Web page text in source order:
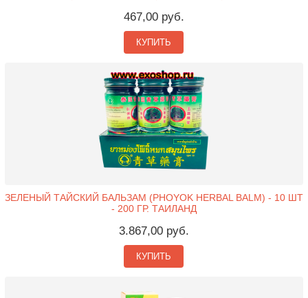
467,00 руб.
КУПИТЬ
ЗЕЛЕНЫЙ ТАЙСКИЙ БАЛЬЗАМ (PHOYOK HERBAL BALM) - 10 ШТ
- 200 ГР. ТАИЛАНД
3.867,00 руб.
КУПИТЬ